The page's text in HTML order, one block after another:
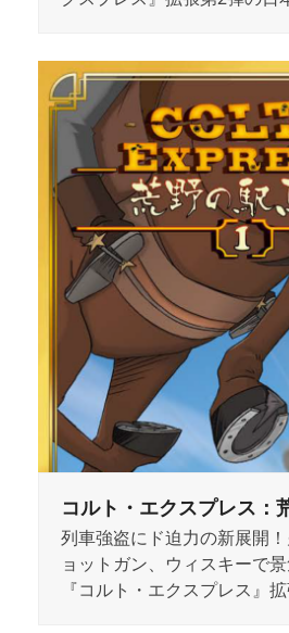
コルト・エクスプレス：
列車強盗にド迫力の新展開
ョットガン、ウィスキーで
『コルト・エクスプレス』拡